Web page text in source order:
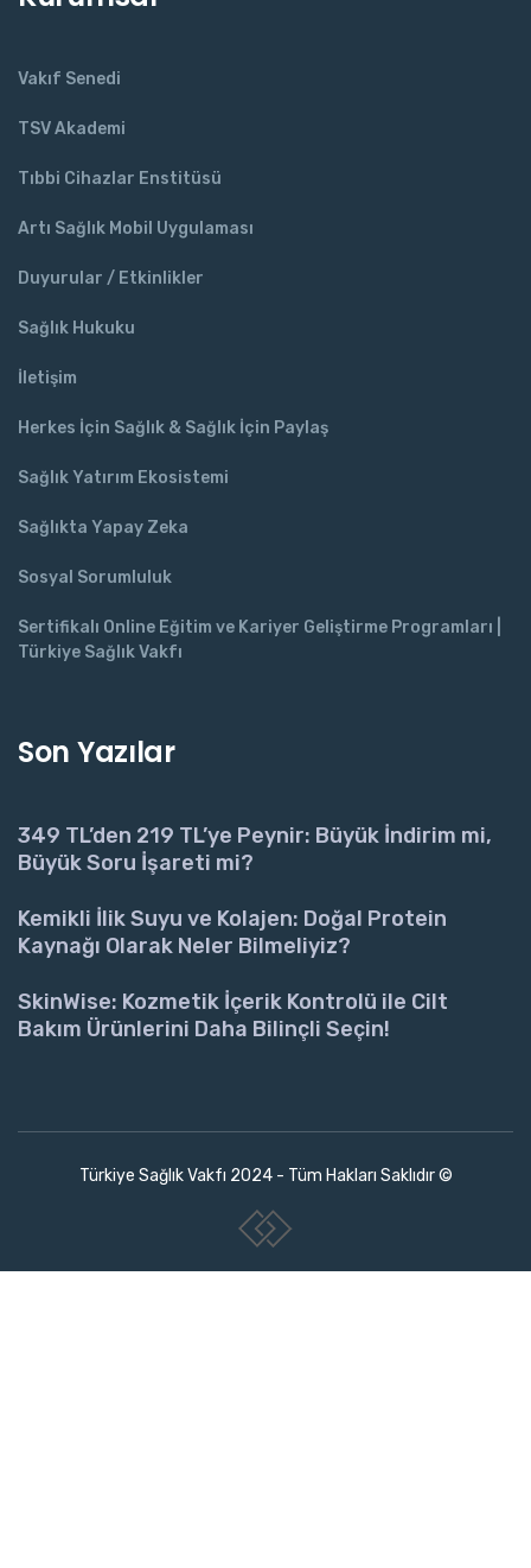
Vakıf Senedi
TSV Akademi
Tıbbi Cihazlar Enstitüsü
Artı Sağlık Mobil Uygulaması
Duyurular / Etkinlikler
Sağlık Hukuku
İletişim
Herkes İçin Sağlık & Sağlık İçin Paylaş
Sağlık Yatırım Ekosistemi
Sağlıkta Yapay Zeka
Sosyal Sorumluluk
Sertifikalı Online Eğitim ve Kariyer Geliştirme Programları |
Türkiye Sağlık Vakfı
Son Yazılar
349 TL’den 219 TL’ye Peynir: Büyük İndirim mi,
Büyük Soru İşareti mi?
Kemikli İlik Suyu ve Kolajen: Doğal Protein
Kaynağı Olarak Neler Bilmeliyiz?
SkinWise: Kozmetik İçerik Kontrolü ile Cilt
Bakım Ürünlerini Daha Bilinçli Seçin!
Türkiye Sağlık Vakfı 2024 - Tüm Hakları Saklıdır ©
www.collectivepeople.com.tr